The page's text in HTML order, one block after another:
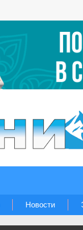
Новости